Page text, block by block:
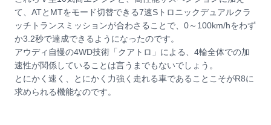
て、ATとMTをモード切替できる7速Sトロニックデュアルクラ
ッチトランスミッションが合わさることで、0～100km/hをわず
か3.2秒で達成できるようになったのです。
アウディ自慢の4WD技術「クアトロ」による、4輪全体での加
速性が関係していることは言うまでもないでしょう。
とにかく速く、とにかく力強く走れる車であることこそがR8に
求められる機能なのです。